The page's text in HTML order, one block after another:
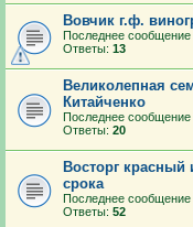
Вовчик г.ф.
Последнее сообщение
Ответы: 13
Великолепная
Китайченко
Последнее сообщение
Ответы: 20
Восторг красный
срока
Последнее сообщение
Ответы: 52